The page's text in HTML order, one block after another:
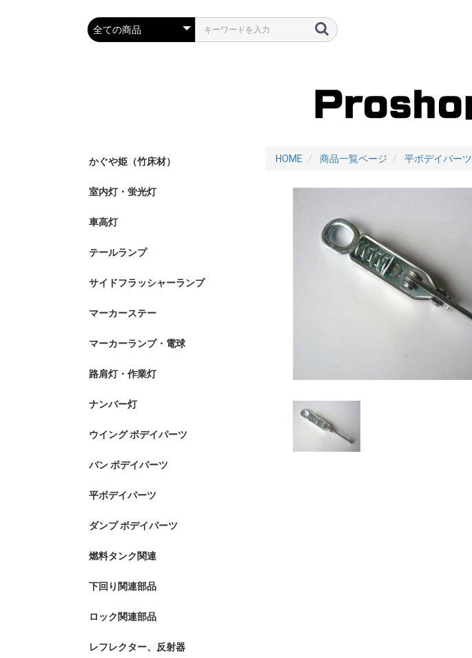
かぐや姫（竹床材）
室内灯・蛍光灯
車高灯
テールランプ
サイドフラッシャーランプ
マーカーステー
マーカーランプ・電球
路肩灯・作業灯
ナンバー灯
ウイング ボデイパーツ
バン ボデイパーツ
平ボデイパーツ
ダンプ ボデイパーツ
燃料タンク関連
下回り関連部品
ロック関連部品
レフレクター、反射器
HOME 商品一覧ページ 平ボデイパーツ